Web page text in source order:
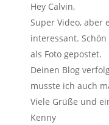
Hey Calvin,
Super Video, aber
interessant.
als Foto gepostet.
Deinen Blog
musste ich auch
Viele Grüße und
Kenny